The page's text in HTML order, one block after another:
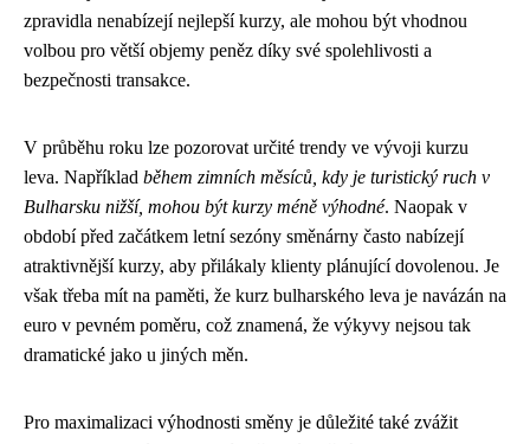
zpravidla nenabízejí nejlepší kurzy, ale mohou být vhodnou
volbou pro větší objemy peněz díky své spolehlivosti a
bezpečnosti transakce.
V průběhu roku lze pozorovat určité trendy ve vývoji kurzu
leva. Například během zimních měsíců, kdy je turistický ruch v
Bulharsku nižší, mohou být kurzy méně výhodné. Naopak v
období před začátkem letní sezóny směnárny často nabízejí
atraktivnější kurzy, aby přilákaly klienty plánující dovolenou. Je
však třeba mít na paměti, že kurz bulharského leva je navázán na
euro v pevném poměru, což znamená, že výkyvy nejsou tak
dramatické jako u jiných měn.
Pro maximalizaci výhodnosti směny je důležité také zvážit